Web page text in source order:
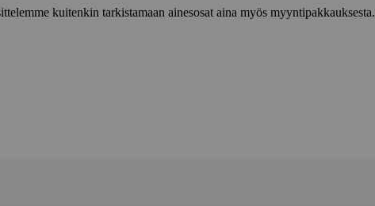
kuitenkin tarkistamaan ainesosat aina myös myyntipakkauksesta.